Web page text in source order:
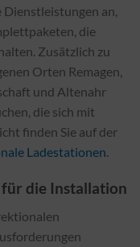
an,
die
Zusätzlich zu
Orten Remagen,
und Altenahr
die sich mit
finden Sie auf der
Ladestationen.
die Installation